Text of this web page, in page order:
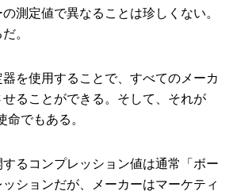
測定値で異なることは珍しくない。
。
を使用することで、すべてのメーカ
ることができる。そして、それが
命でもある。
るコンプレッション値は通常「ボー
ションだが、メーカーはマーケティ